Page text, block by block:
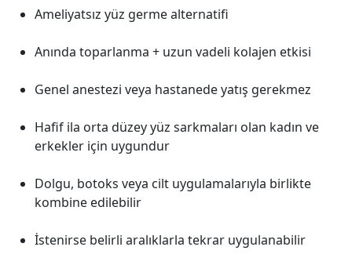
Ameliyatsız yüz germe alternatifi
Anında toparlanma + uzun vadeli kolajen etkisi
Genel anestezi veya hastanede yatış gerekmez
Hafif ila orta düzey yüz sarkmaları olan kadın ve
erkekler için uygundur
Dolgu, botoks veya cilt uygulamalarıyla birlikte
kombine edilebilir
İstenirse belirli aralıklarla tekrar uygulanabilir